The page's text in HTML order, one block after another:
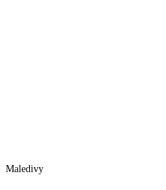
Maledivy